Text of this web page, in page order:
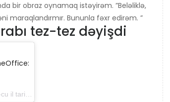
bir obraz oynamaq istəyirəm. ”Beləliklə,
maraqlandırmır. Bununla fəxr edirəm. ”
tez-tez dəyişdi
00-da PDT